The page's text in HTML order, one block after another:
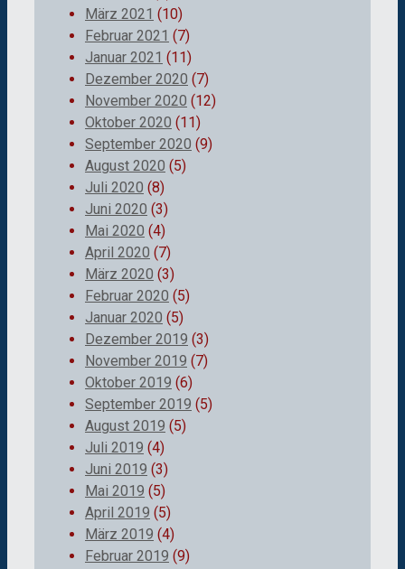
März 2021 (10)
Februar 2021 (7)
Januar 2021 (11)
Dezember 2020 (7)
November 2020 (12)
Oktober 2020 (11)
September 2020 (9)
August 2020 (5)
Juli 2020 (8)
Juni 2020 (3)
Mai 2020 (4)
April 2020 (7)
März 2020 (3)
Februar 2020 (5)
Januar 2020 (5)
Dezember 2019 (3)
November 2019 (7)
Oktober 2019 (6)
September 2019 (5)
August 2019 (5)
Juli 2019 (4)
Juni 2019 (3)
Mai 2019 (5)
April 2019 (5)
März 2019 (4)
Februar 2019 (9)